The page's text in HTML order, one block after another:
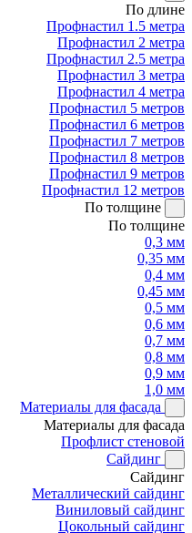
По длине
Профнастил 1.5 метра
Профнастил 2 метра
Профнастил 2.5 метра
Профнастил 3 метра
Профнастил 4 метра
Профнастил 5 метров
Профнастил 6 метров
Профнастил 7 метров
Профнастил 8 метров
Профнастил 9 метров
Профнастил 12 метров
По толщине
По толщине
0,3 мм
0,35 мм
0,4 мм
0,45 мм
0,5 мм
0,6 мм
0,7 мм
0,8 мм
0,9 мм
1,0 мм
Материалы для фасада
Материалы для фасада
Профлист стеновой
Сайдинг
Сайдинг
Металлический сайдинг
Виниловый сайдинг
Цокольный сайдинг